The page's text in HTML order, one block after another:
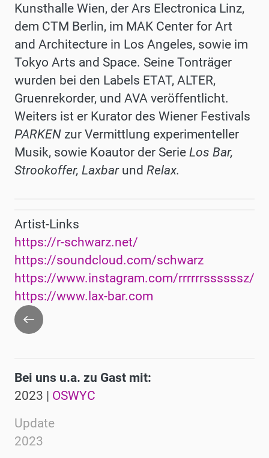
Kunsthalle Wien, der Ars Electronica Linz,
dem CTM Berlin, im MAK Center for Art
and Architecture in Los Angeles, sowie im
Tokyo Arts and Space. Seine Tonträger
wurden bei den Labels ETAT, ALTER,
Gruenrekorder, und AVA veröffentlicht.
Weiters ist er Kurator des Wiener Festivals
PARKEN zur Vermittlung experimenteller
Musik, sowie Koautor der Serie Los Bar,
Strookoffer, Laxbar und Relax.
Artist-Links
https://r-schwarz.net/
https://soundcloud.com/schwarz
https://www.instagram.com/rrrrrrssssssz/
https://www.lax-bar.com
Zurück
Bei uns u.a. zu Gast mit:
2023 | OSWYC
Update
2023